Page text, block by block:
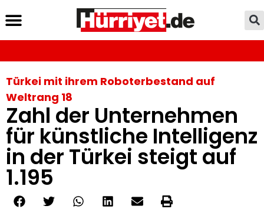
Türkei mit ihrem Roboterbestand auf
Weltrang 18
Zahl der Unternehmen
für künstliche Intelligenz
in der Türkei steigt auf
1.195